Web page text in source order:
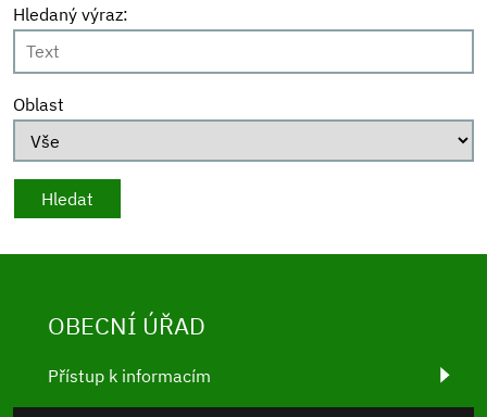
Hledaný výraz:
Oblast
OBECNÍ ÚŘAD
Přístup k informacím